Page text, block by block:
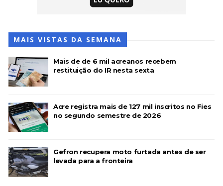
MAIS VISTAS DA SEMANA
Mais de de 6 mil acreanos recebem
restituição do IR nesta sexta
Acre registra mais de 127 mil inscritos no Fies
no segundo semestre de 2026
Gefron recupera moto furtada antes de ser
levada para a fronteira